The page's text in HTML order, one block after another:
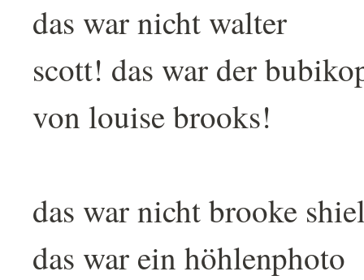
das war nicht walter
scott! das war der
von louise brooks!
das war nicht brooke
das war ein höhlenphoto